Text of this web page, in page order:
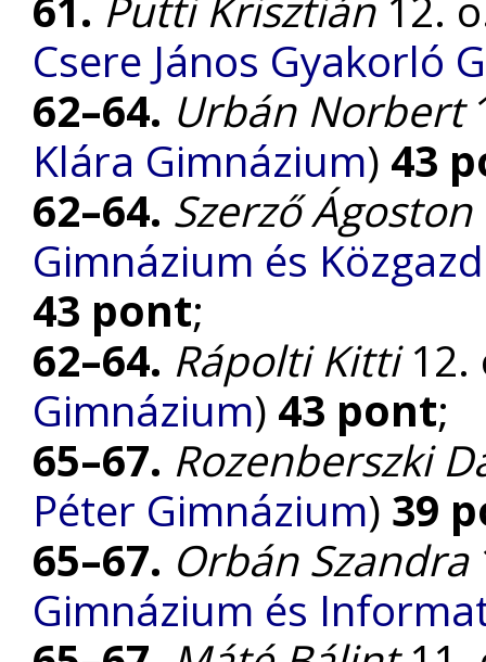
Csere János Gyakorló
62–64. Urbán Norbert
Klára Gimnázium) 43
62–64. Szerző Ágoston
Gimnázium és
43 pont;
62–64. Rápolti Kitti12.
Gimnázium) 43 pont;
65–67. Rozenberszki
Péter Gimnázium) 39
65–67. Orbán Szandra
Gimnázium és